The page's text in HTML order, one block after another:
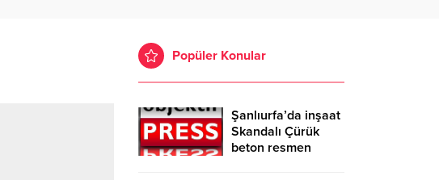
Popüler Konular
Şanlıurfa’da inşaat
Skandalı Çürük
beton resmen